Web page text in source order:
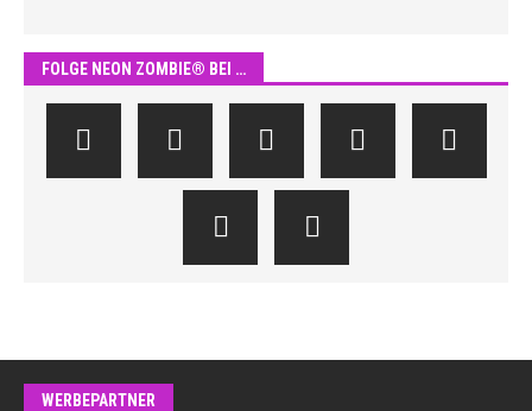
FOLGE NEON ZOMBIE® BEI …
WERBEPARTNER